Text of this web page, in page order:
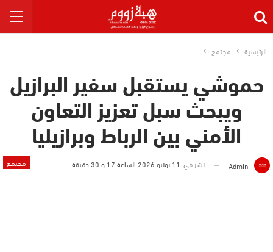
الرئيسية مجتمع
حموشي يستقبل سفير البرازيل
ويبحث سبل تعزيز التعاون
الأمني بين الرباط وبرازيليا
مجتمع Admin نشر في 11 يونيو 2026 الساعة 17 و 30 دقيقة